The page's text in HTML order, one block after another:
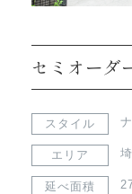
セミオーダ
スタイル
エリア
延べ面積